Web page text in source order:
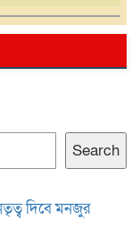
সহ তিনজন
দ্রব্যমূল্য
নরসিংদীতে ১১
Search
দিবে মনজুর